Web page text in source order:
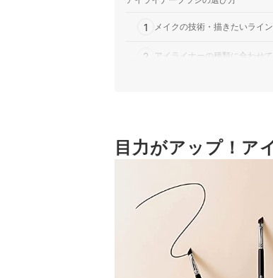
1 メイクの技術・描きたいライ
2 アイライナーの種類に合わせ
アイライナーブラシ全12商品おすす
メイクの上達を目指すならほかのブラ
アイライナーブラシの売れ筋ランキン
目力がアップ！ア